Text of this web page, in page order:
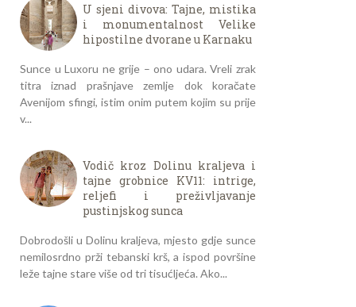
U sjeni divova: Tajne, mistika
i monumentalnost Velike
hipostilne dvorane u Karnaku
Sunce u Luxoru ne grije – ono udara. Vreli zrak
titra iznad prašnjave zemlje dok koračate
Avenijom sfingi, istim onim putem kojim su prije
v...
Vodič kroz Dolinu kraljeva i
tajne grobnice KV11: intrige,
reljefi i preživljavanje
pustinjskog sunca
Dobrodošli u Dolinu kraljeva, mjesto gdje sunce
nemilosrdno prži tebanski krš, a ispod površine
leže tajne stare više od tri tisućljeća. Ako...